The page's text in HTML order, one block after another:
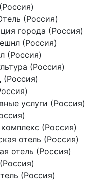
(Россия)
города (Россия)
(Россия)
(Россия)
(Россия)
услуги (Россия)
(Россия)
отель (Россия)
отель (Россия)
(Россия)